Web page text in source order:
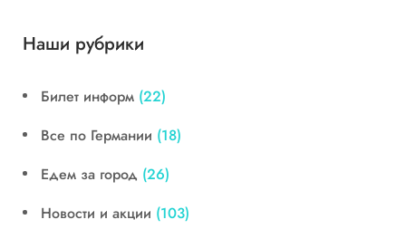
Наши рубрики
Билет информ (22)
Все по Германии (18)
Едем за город (26)
Новости и акции (103)